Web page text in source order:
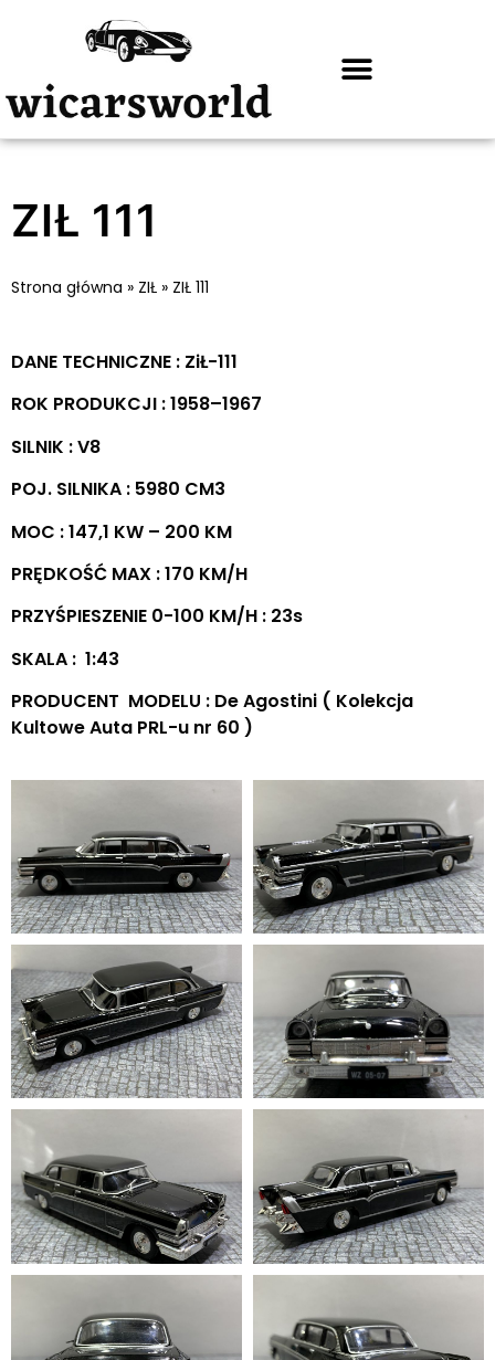
ZIŁ 111
Strona główna » ZIŁ » ZIŁ 111
DANE TECHNICZNE : ZiŁ-111
ROK PRODUKCJI : 1958–1967
SILNIK : V8
POJ. SILNIKA : 5980 CM3
MOC : 147,1 KW – 200 KM
PRĘDKOŚĆ MAX : 170 KM/H
PRZYŚPIESZENIE 0-100 KM/H : 23s
SKALA : 1:43
PRODUCENT MODELU : De Agostini ( Kolekcja
Kultowe Auta PRL-u nr 60 )